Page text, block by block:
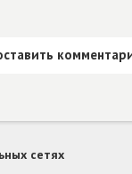
сетях